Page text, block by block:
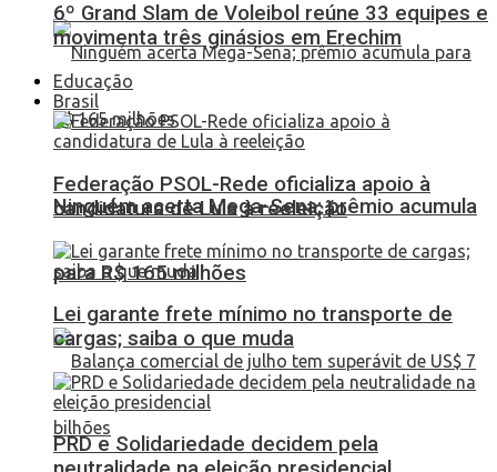
Ninguém acerta Mega-Sena; prêmio acumula
para R$ 165 milhões
6º Grand Slam de Voleibol reúne 33 equipes e
movimenta três ginásios em Erechim
Educação
Brasil
Federação PSOL-Rede oficializa apoio à
candidatura de Lula à reeleição
Lei garante frete mínimo no transporte de
cargas; saiba o que muda
PRD e Solidariedade decidem pela